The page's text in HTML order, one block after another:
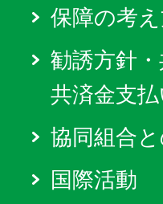
保障の考
勧誘方針・
共済金支
協同組合
国際活動